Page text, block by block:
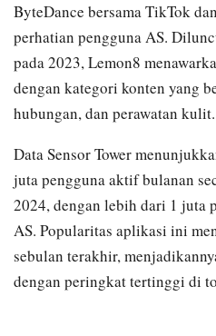
ByteDance bersama TikTok
perhatian pengguna AS.
pada 2023, Lemon8
dengan kategori konten yang
hubungan, dan perawatan kulit.
Data Sensor Tower
juta pengguna aktif bulanan
2024, dengan lebih dari 1 juta
AS. Popularitas aplikasi ini
sebulan terakhir,
dengan peringkat tertinggi di